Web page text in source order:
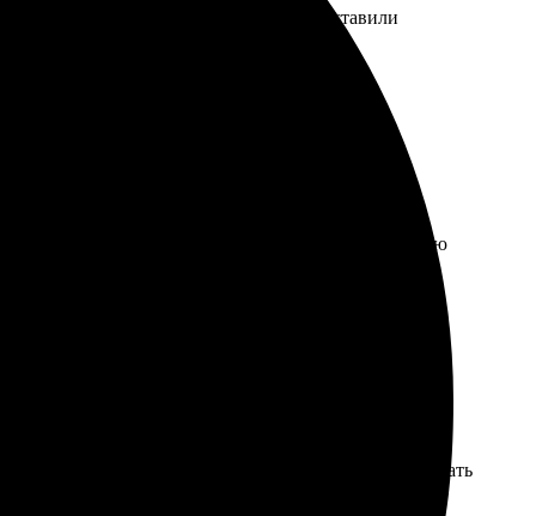
яркими и качественными. Заказ доставили
качество готовой книги порадовало. Всю
изображения яркие и четкие. Буду заказывать